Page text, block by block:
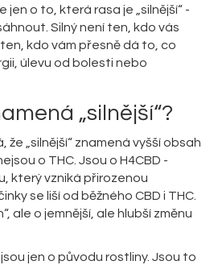
jen o to, která rasa je „silnější“ -
Silný není ten, kdo vás
kdo vám přesně dá to, co
úlevu od bolesti nebo
„silnější“?
„silnější“ znamená vyšší obsah
o THC. Jsou o H4CBD -
který vzniká přirozenou
se liší od běžného CBD i THC.
ale o jemnější, ale hlubší změnu
jen o původu rostliny. Jsou to